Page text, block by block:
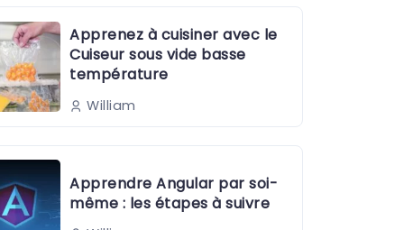
Apprenez à cuisiner avec le
Cuiseur sous vide basse
température
William
Apprendre Angular par soi-
même : les étapes à suivre